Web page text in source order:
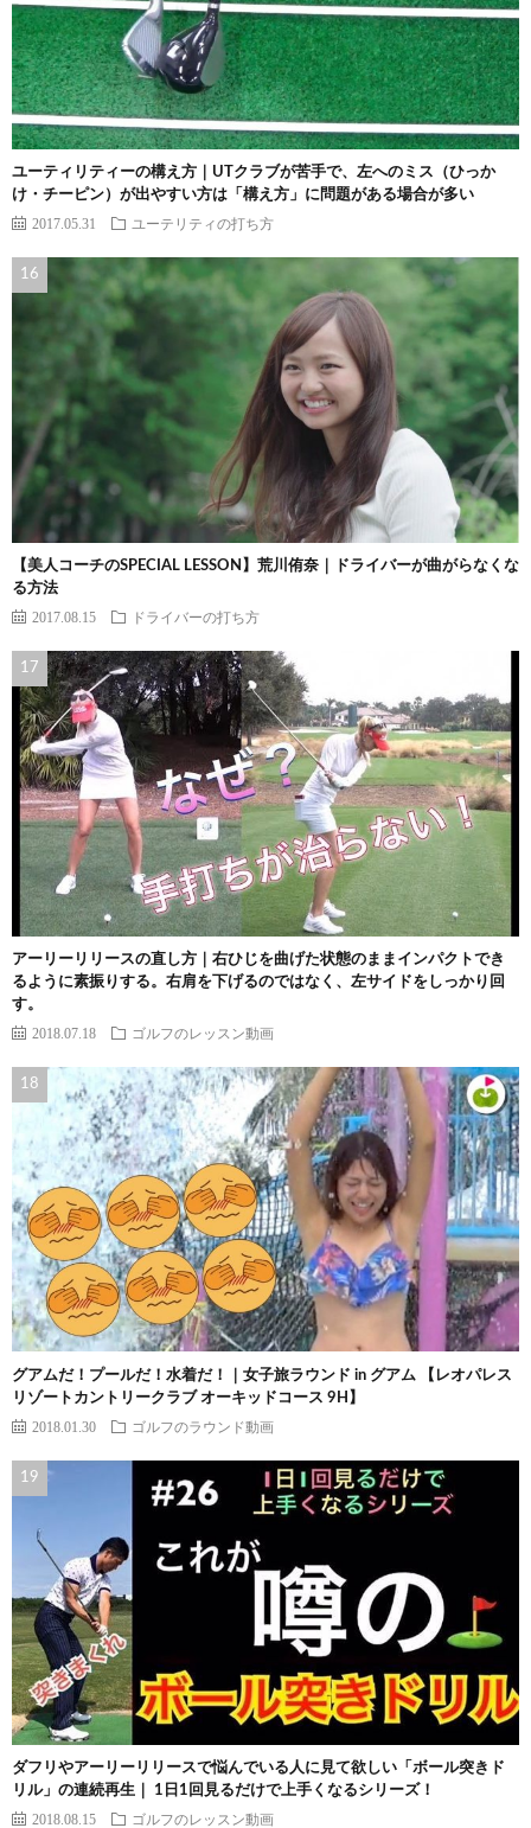
ユーティリティーの構え方｜UTクラブが苦手で、左へのミス（ひっか
け・チーピン）が出やすい方は「構え方」に問題がある場合が多い
2017.05.31 ユーテリティの打ち方
【美人コーチのSPECIAL LESSON】荒川侑奈｜ドライバーが曲がらなくな
る方法
2017.08.15 ドライバーの打ち方
アーリーリリースの直し方｜右ひじを曲げた状態のままインパクトでき
るように素振りする。右肩を下げるのではなく、左サイドをしっかり回
す。
2018.07.18 ゴルフのレッスン動画
グアムだ！プールだ！水着だ！｜女子旅ラウンド in グアム 【レオパレス
リゾートカントリークラブ オーキッドコース 9H】
2018.01.30 ゴルフのラウンド動画
ダフリやアーリーリリースで悩んでいる人に見て欲しい「ボール突きド
リル」の連続再生｜ 1日1回見るだけで上手くなるシリーズ！
2018.08.15 ゴルフのレッスン動画